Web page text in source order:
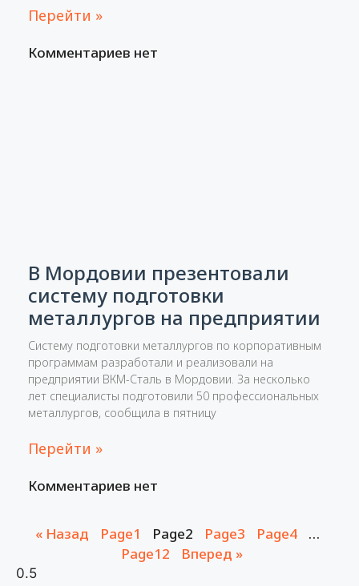
Перейти »
Комментариев нет
В Мордовии презентовали
систему подготовки
металлургов на предприятии
Систему подготовки металлургов по корпоративным
программам разработали и реализовали на
предприятии ВКМ-Сталь в Мордовии. За несколько
лет специалисты подготовили 50 профессиональных
металлургов, сообщила в пятницу
Перейти »
Комментариев нет
« Назад Page1 Page2 Page3 Page4
…
Page12 Вперед »